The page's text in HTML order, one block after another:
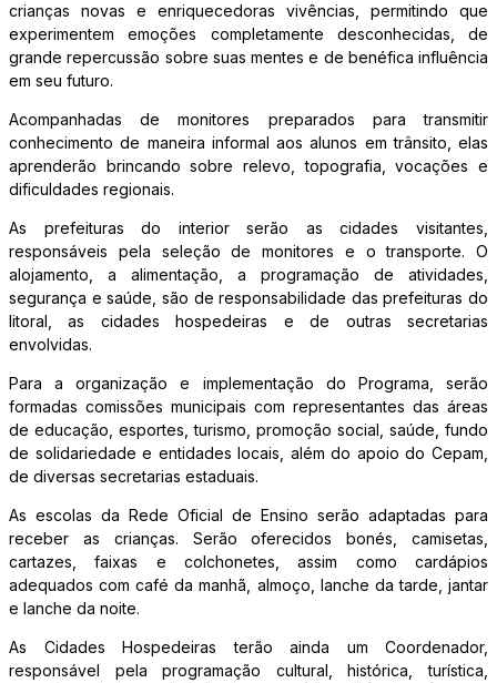
crianças novas e enriquecedoras vivências, permitindo que
experimentem emoções completamente desconhecidas, de
grande repercussão sobre suas mentes e de benéfica influência
em seu futuro.
Acompanhadas de monitores preparados para transmitir
conhecimento de maneira informal aos alunos em trânsito, elas
aprenderão brincando sobre relevo, topografia, vocações e
dificuldades regionais.
As prefeituras do interior serão as cidades visitantes,
responsáveis pela seleção de monitores e o transporte. O
alojamento, a alimentação, a programação de atividades,
segurança e saúde, são de responsabilidade das prefeituras do
litoral, as cidades hospedeiras e de outras secretarias
envolvidas.
Para a organização e implementação do Programa, serão
formadas comissões municipais com representantes das áreas
de educação, esportes, turismo, promoção social, saúde, fundo
de solidariedade e entidades locais, além do apoio do Cepam,
de diversas secretarias estaduais.
As escolas da Rede Oficial de Ensino serão adaptadas para
receber as crianças. Serão oferecidos bonés, camisetas,
cartazes, faixas e colchonetes, assim como cardápios
adequados com café da manhã, almoço, lanche da tarde, jantar
e lanche da noite.
As Cidades Hospedeiras terão ainda um Coordenador,
responsável pela programação cultural, histórica, turística,